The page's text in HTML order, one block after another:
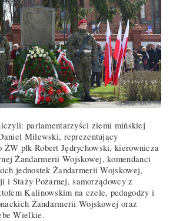
parlamentarzyści ziemi mińskiej
Milewski, reprezentujący
ŻW płk Robert Jędrychowski, kierownicza
Żandarmerii Wojskowej, komendanci
jednostek Żandarmerii Wojskowej,
i Staży Pożarnej, samorządowcy z
Kalinowskim na czele, pedagodzy i
Żandarmerii Wojskowej oraz
Wielkie.